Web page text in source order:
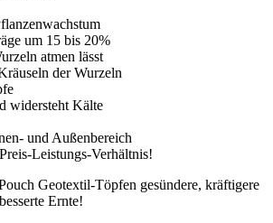
um 15 bis 20%
atmen lässt
der Wurzeln
widersteht Kälte
und Außenbereich
Leistungs-Verhältnis!
Geotextil-Töpfen gesündere, kräftigere
Ernte!